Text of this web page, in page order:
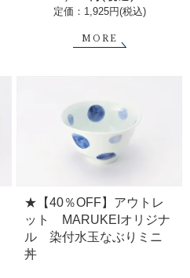
定価：1,925円(税込)
MORE
★【40％OFF】アウトレ
ット MARUKEIオリジナ
ル 染付水玉なぶりミニ
丼